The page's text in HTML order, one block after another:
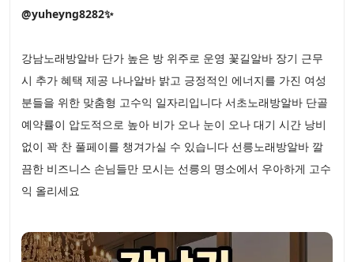
@yuheyng8282✨
강남노래방알바 단가 높은 방 위주로 운영 꽃길알바 장기 근무
시 추가 혜택 제공 나나알바 밝고 긍정적인 에너지를 가진 여성
분들을 위한 맞춤형 고수익 일자리입니다 서초노래방알바 단골
예약률이 압도적으로 높아 비가 오나 눈이 오나 대기 시간 낭비
없이 꽉 찬 풀페이를 챙겨가실 수 있습니다 선릉노래방알바 깔
끔한 비즈니스 손님들만 모시는 선릉의 명소에서 우아하게 고수
익 올리세요